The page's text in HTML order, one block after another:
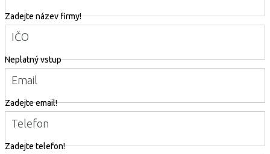
Zadejte název firmy!
IČO
Neplatný vstup
Email
Zadejte email!
Telefon
Zadejte telefon!